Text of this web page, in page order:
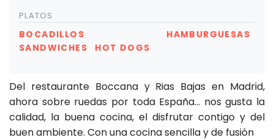
PLATOS
BOCADILLOS
HAMBURGUESAS
SANDWICHES
HOT DOGS
Del restaurante Boccana y Rias Bajas en Madrid,
ahora sobre ruedas por toda España... nos gusta la
calidad, la buena cocina, el disfrutar contigo y del
buen ambiente. Con una cocina sencilla y de fusión